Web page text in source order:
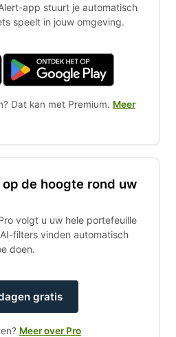
app stuurt je automatisch
speelt in jouw omgeving.
Dat kan met Premium. Meer
de hoogte rond uw
volgt u uw hele portefeuille
filters vinden automatisch
doen.
gratis
Meer over Pro